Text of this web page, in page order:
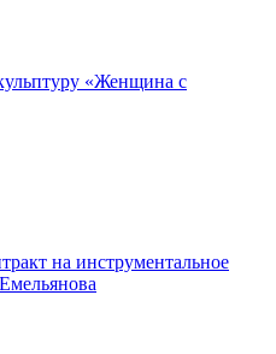
«Женщина с
на инструментальное